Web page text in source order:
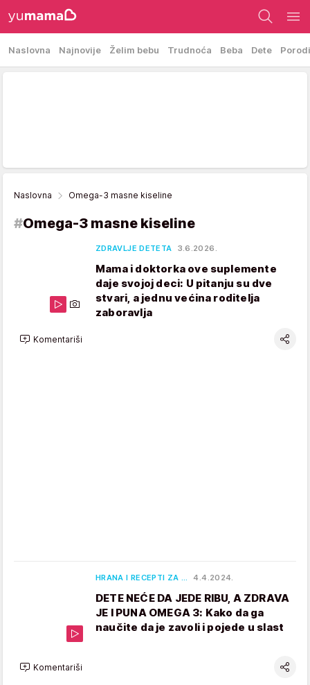
Naslovna Najnovije Želim bebu Trudnoća Beba Dete
Naslovna Omega-3 masne kiseline
#Omega-3 masne kiseline
ZDRAVLJE DETETA 3.6.2026.
Mama i doktorka ove suplemente
daje svojoj deci: U pitanju su dve
stvari, a jednu većina roditelja
zaboravlja
Komentariši
HRANA I RECEPTI ZA … 4.4.2024.
DETE NEĆE DA JEDE RIBU, A ZDRAVA
JE I PUNA OMEGA 3: Kako da ga
naučite da je zavoli i pojede u slast
Komentariši